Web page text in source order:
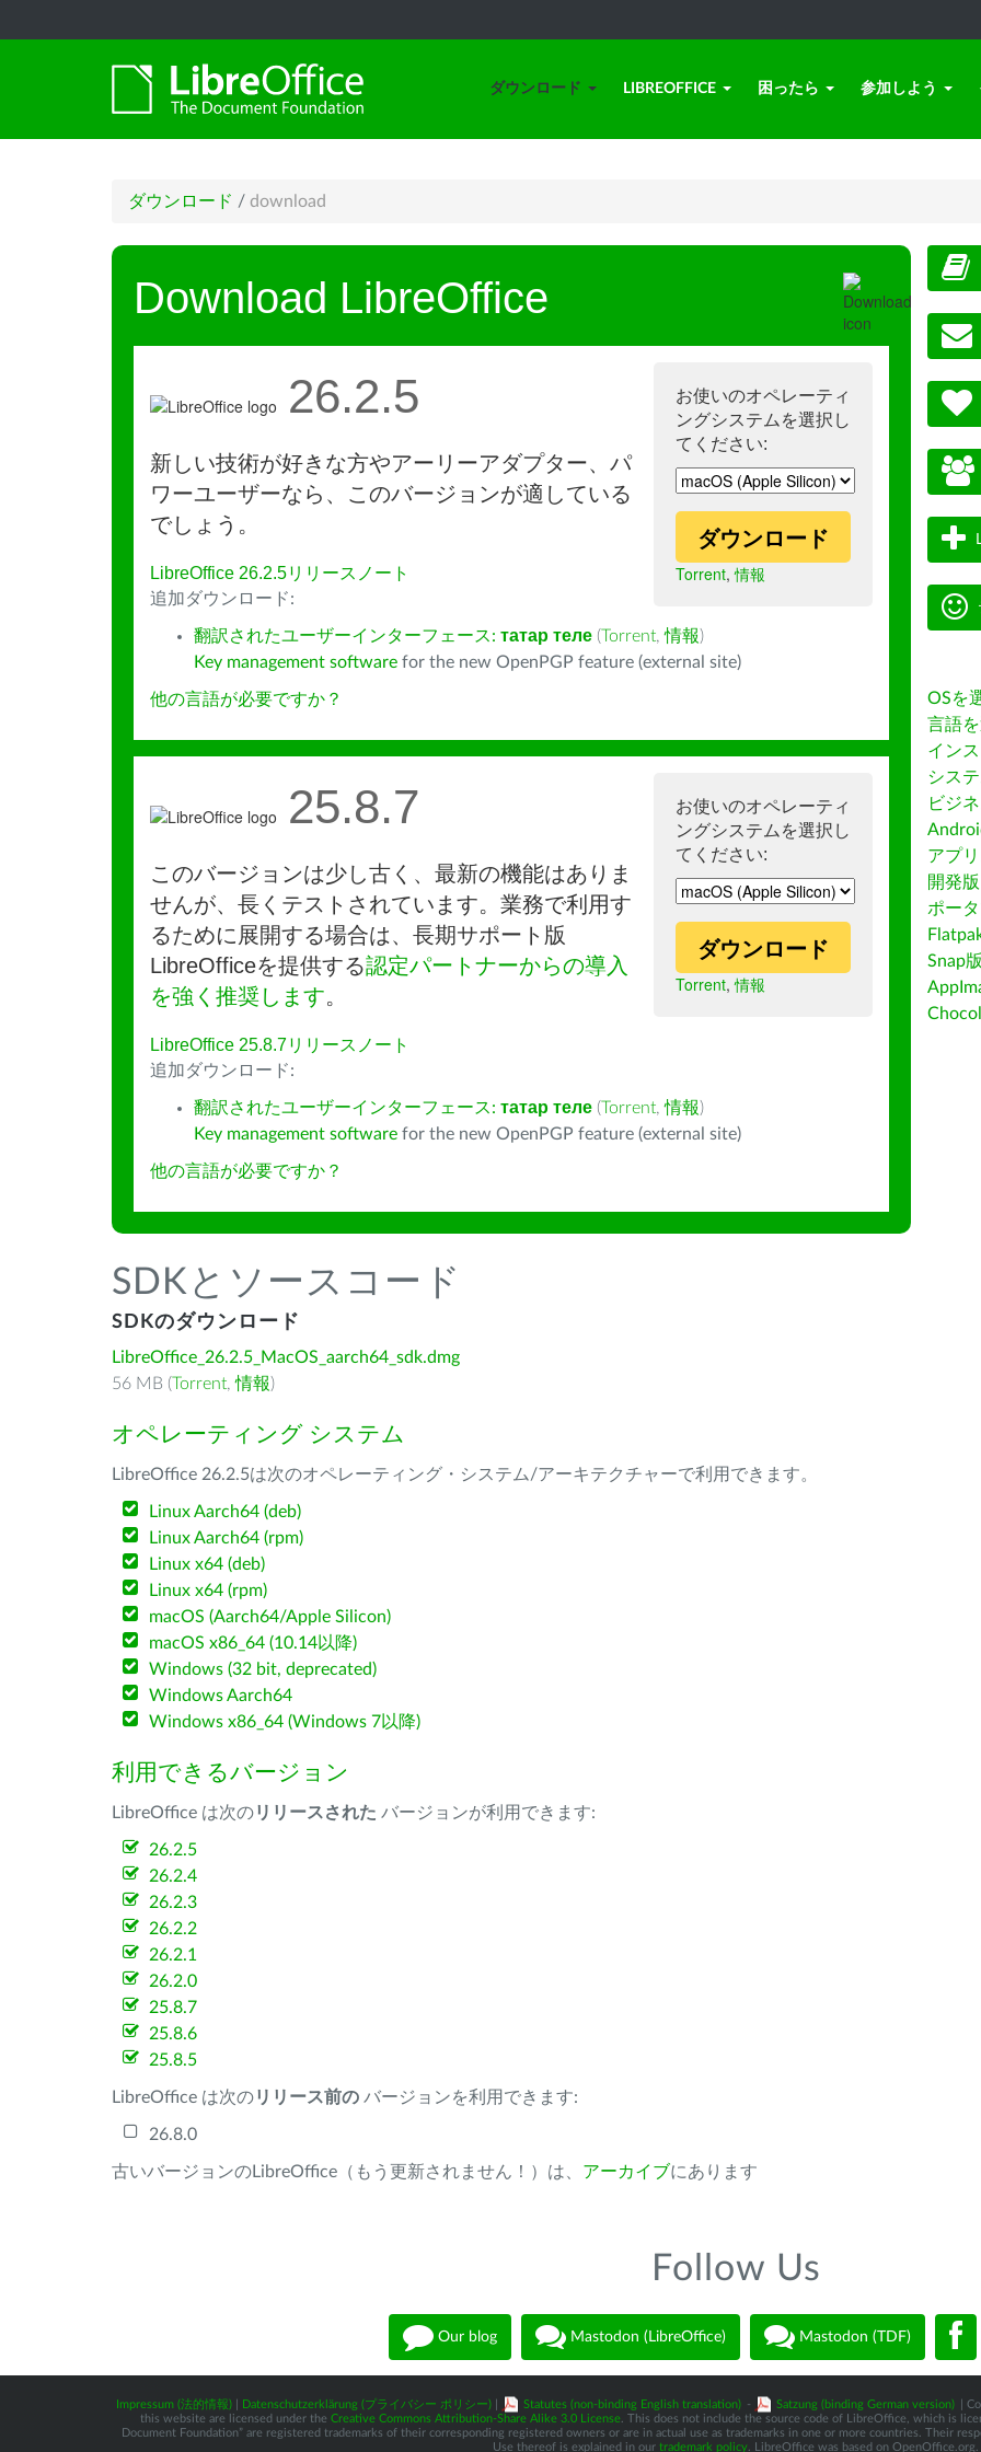
ダウンロード LIBREOFFICE 困ったら 参加しよう
ダウンロード / download
Download LibreOffice
お使いのオペレーティ
ングシステムを選択し
てください:
ダウンロード
Torrent,情報
26.2.5
新しい技術が好きな方やアーリーアダプター、パ
ワーユーザーなら、このバージョンが適している
でしょう。
LibreOffice 26.2.5リリースノート
追加ダウンロード:
翻訳されたユーザーインターフェース: татар теле (Torrent,情報)
Key management software for the new OpenPGP feature (external site)
他の言語が必要ですか？
お使いのオペレーティ
ングシステムを選択し
てください:
ダウンロード
Torrent,情報
25.8.7
このバージョンは少し古く、最新の機能はありま
せんが、長くテストされています。業務で利用す
るために展開する場合は、長期サポート版
LibreOfficeを提供する認定パートナーからの導入
を強く推奨します。
LibreOffice 25.8.7リリースノート
追加ダウンロード:
翻訳されたユーザーインターフェース: татар теле (Torrent,情報)
Key management software for the new OpenPGP feature (external site)
他の言語が必要ですか？
SDKとソースコード
SDKのダウンロード
LibreOffice_26.2.5_MacOS_aarch64_sdk.dmg
56 MB (Torrent,情報)
オペレーティング システム
LibreOffice 26.2.5は次のオペレーティング・システム/アーキテクチャーで利用できます。
Linux Aarch64 (deb)
Linux Aarch64 (rpm)
Linux x64 (deb)
Linux x64 (rpm)
macOS (Aarch64/Apple Silicon)
macOS x86_64 (10.14以降)
Windows (32 bit, deprecated)
Windows Aarch64
Windows x86_64 (Windows 7以降)
利用できるバージョン
LibreOffice は次のリリースされた バージョンが利用できます:
26.2.5
26.2.4
26.2.3
26.2.2
26.2.1
26.2.0
25.8.7
25.8.6
25.8.5
LibreOffice は次のリリース前の バージョンを利用できます:
26.8.0
古いバージョンのLibreOffice（もう更新されません！）は、 アーカイブにあります
OSを
言語
イン
シス
ビジ
アプ
開発版
ポー
Snap版
Follow Us
Our blog Mastodon (LibreOffice) Mastodon (TDF)
Impressum (法的情報) Datenschutzerklärung (プライバシー ポリシー) Statutes (non-binding English translation) - Satzung (binding German version)
|
this website are licensed under the Creative Commons Attribution-Share Alike 3.0 License. This does not include the source code of LibreOffice, which is
Document Foundation” are registered trademarks of their corresponding registered owners or are in actual use as trademarks in one or more countries. Their
Use thereof is explained in our trademark policy . LibreOffice was based on OpenOffice.org.